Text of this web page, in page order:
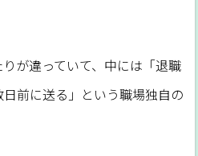
が違っていて、中には「退職
前に送る」という職場独自の